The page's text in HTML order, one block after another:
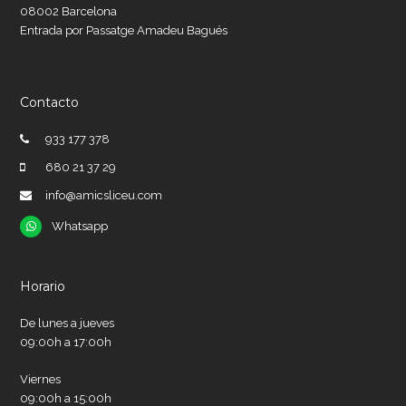
08002 Barcelona
Entrada por Passatge Amadeu Bagués
Contacto
933 177 378
680 21 37 29
info@amicsliceu.com
Whatsapp
Whatsapp
Horario
De lunes a jueves
09:00h a 17:00h
Viernes
09:00h a 15:00h